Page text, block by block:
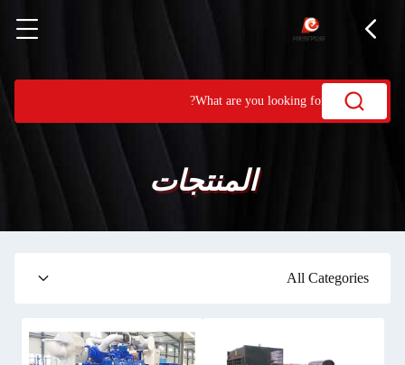
المنتجات
All Categories